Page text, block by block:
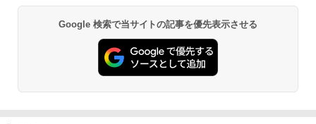
Google 検索で当サイトの記事を優先表示させる